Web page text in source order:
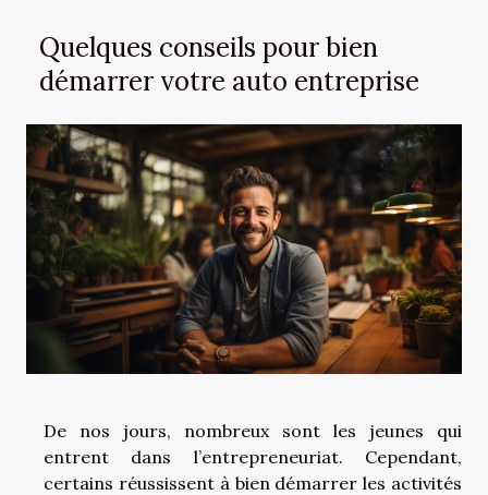
Quelques conseils pour bien
démarrer votre auto entreprise
De nos jours, nombreux sont les jeunes qui
entrent dans l’entrepreneuriat. Cependant,
certains réussissent à bien démarrer les activités